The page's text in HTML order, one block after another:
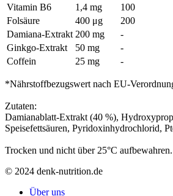
Vitamin B6
1,4 mg
100
Folsäure
400 μg
200
Damiana-Extrakt 200 mg
-
Ginkgo-Extrakt
50 mg
-
Coffein
25 mg -
*Nährstoffbezugswert nach EU-
Zutaten:
Damianablatt-Extrakt (40 %),
Speisefettsäuren, Pyridoxinhydrochlorid,
Trocken und nicht über 25°C aufbewahren.
© 2024 denk-nutrition.de
Über uns